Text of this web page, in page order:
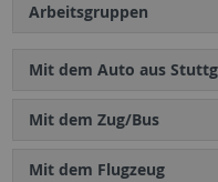
Arbeitsgruppen
Mit dem Auto aus
Mit dem Zug/Bus
Mit dem Flugzeug